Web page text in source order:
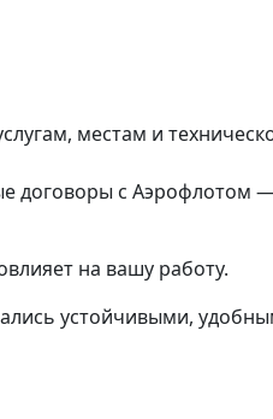
местам и
договоры с Аэрофлотом
на вашу работу.
устойчивыми,